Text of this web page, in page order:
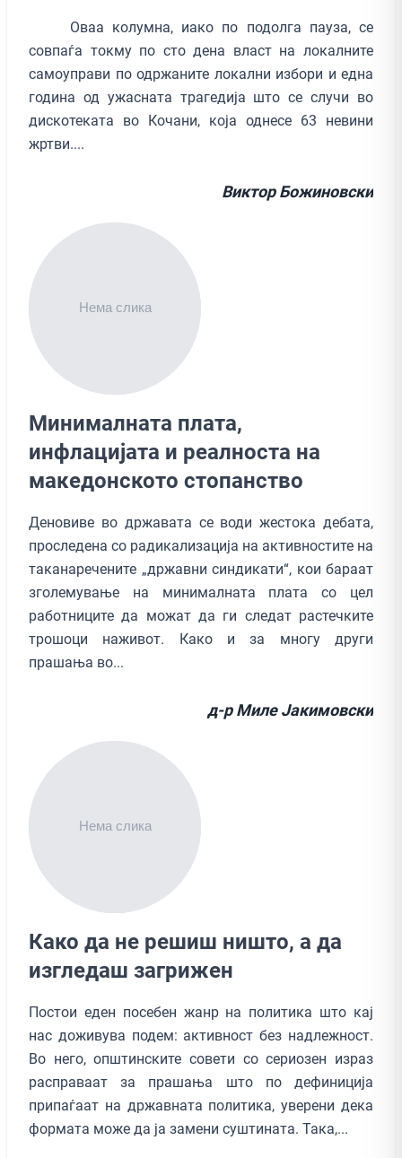
Оваа колумна, иако по подолга пауза, се
совпаѓа токму по сто дена власт на локалните
самоуправи по одржаните локални избори и една
година од ужасната трагедија што се случи во
дискотеката во Кочани, која однесе 63 невини
жртви....
Виктор Божиновски
Минималната плата,
инфлацијата и реалноста на
македонското стопанство
Деновиве во државата се води жестока дебата,
проследена со радикализација на активностите на
таканаречените „државни синдикати“, кои бараат
зголемување на минималната плата со цел
работниците да можат да ги следат растечките
трошоци наживот. Како и за многу други
прашања во...
д-р Миле Јакимовски
Како да не решиш ништо, а да
изгледаш загрижен
Постои еден посебен жанр на политика што кај
нас доживува подем: активност без надлежност.
Во него, општинските совети со сериозен израз
расправаат за прашања што по дефиниција
припаѓаат на државната политика, уверени дека
формата може да ја замени суштината. Така,...